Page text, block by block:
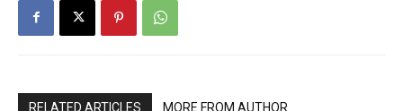
RELATED ARTICLES MORE FROM AUTHOR